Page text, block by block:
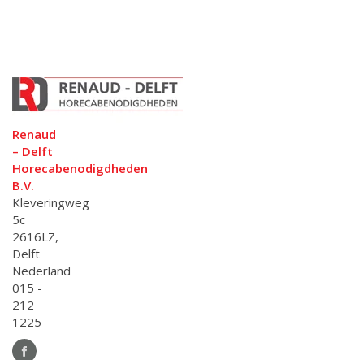
Renaud
– Delft
Horecabenodigdheden
B.V.
Kleveringweg
5c
2616LZ,
Delft
Nederland
015 -
212
1225